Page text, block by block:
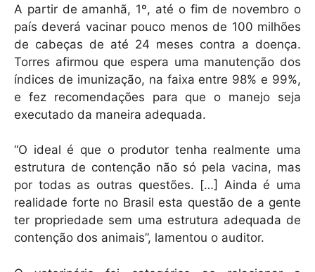
A partir de amanhã, 1º, até o fim de novembro o
país deverá vacinar pouco menos de 100 milhões
de cabeças de até 24 meses contra a doença.
Torres afirmou que espera uma manutenção dos
índices de imunização, na faixa entre 98% e 99%,
e fez recomendações para que o manejo seja
executado da maneira adequada.
“O ideal é que o produtor tenha realmente uma
estrutura de contenção não só pela vacina, mas
por todas as outras questões. […] Ainda é uma
realidade forte no Brasil esta questão de a gente
ter propriedade sem uma estrutura adequada de
contenção dos animais”, lamentou o auditor.